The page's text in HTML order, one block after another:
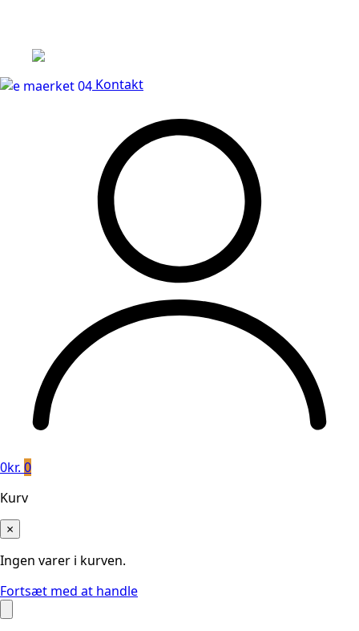
Kontakt
0kr. 0
Kurv
×
Ingen varer i kurven.
Fortsæt med at handle